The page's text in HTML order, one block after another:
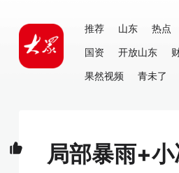
推荐 山东 热点
国资
开放山东
果然视频
青未了
局部暴雨+